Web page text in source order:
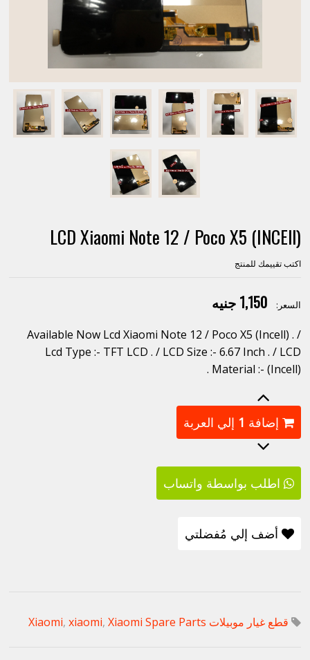
LCD Xiaomi Note 12 / Poco X5 (INCEll)
اكتب تقييمك للمنتج
السعر: 1,150 جنيه
Available Now Lcd Xiaomi Note 12 / Poco X5 (Incell) . /
Lcd Type :- TFT LCD . / LCD Size :- 6.67 Inch . / LCD
Material :- (Incell) .
إضافة 1 إلي العربة
اطلب بواسطة واتساب
أضف إلي مُفضلتي
قطع غيار موبيلات Xiaomi , xiaomi, Xiaomi Spare Parts